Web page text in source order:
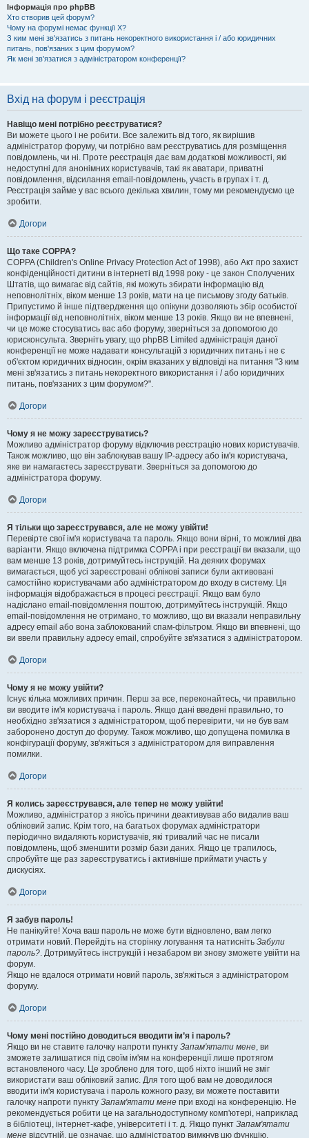
Інформація про phpBB
Хто створив цей форум?
Чому на форумі немає функції X?
З ким мені зв'язатись з питань некоректного використання і / або юридичних
питань, пов'язаних з цим форумом?
Як мені зв'язатися з адміністратором конференції?
Вхід на форум і реєстрація
Навіщо мені потрібно реєструватися?
Ви можете цього і не робити. Все залежить від того, як вирішив
адміністратор форуму, чи потрібно вам реєструватись для розміщення
повідомлень, чи ні. Проте реєстрація дає вам додаткові можливості, які
недоступні для анонімних користувачів, такі як аватари, приватні
повідомлення, відсилання email-повідомлень, участь в групах і т. д.
Реєстрація займе у вас всього декілька хвилин, тому ми рекомендуємо це
зробити.
Догори
Що таке COPPA?
COPPA (Children's Online Privacy Protection Act of 1998), або Акт про захист
конфіденційності дитини в інтернеті від 1998 року - це закон Сполучених
Штатів, що вимагає від сайтів, які можуть збирати інформацію від
неповнолітніх, віком менше 13 років, мати на це письмову згоду батьків.
Припустимо й інше підтвердження що опікуни дозволяють збір особистої
інформації від неповнолітніх, віком менше 13 років. Якщо ви не впевнені,
чи це може стосуватись вас або форуму, зверніться за допомогою до
юрисконсульта. Зверніть увагу, що phpBB Limited адміністрація даної
конференції не може надавати консультацій з юридичних питань і не є
об'єктом юридичних відносин, окрім вказаних у відповіді на питання "З ким
мені зв'язатись з питань некоректного використання і / або юридичних
питань, пов'язаних з цим форумом?".
Догори
Чому я не можу зареєструватись?
Можливо адміністратор форуму відключив реєстрацію нових користувачів.
Також можливо, що він заблокував вашу IP-адресу або ім'я користувача,
яке ви намагаєтесь зареєструвати. Зверніться за допомогою до
адміністратора форуму.
Догори
Я тільки що зареєструвався, але не можу увійти!
Перевірте свої ім'я користувача та пароль. Якщо вони вірні, то можливі два
варіанти. Якщо включена підтримка COPPA і при реєстрації ви вказали, що
вам менше 13 років, дотримуйтесь інструкцій. На деяких форумах
вимагається, щоб усі зареєстровані облікові записи були активовані
самостійно користувачами або адміністратором до входу в систему. Ця
інформація відображається в процесі реєстрації. Якщо вам було
надіслано email-повідомлення поштою, дотримуйтесь інструкцій. Якщо
email-повідомлення не отримано, то можливо, що ви вказали неправильну
адресу email або вона заблокований спам-фільтром. Якщо ви впевнені, що
ви ввели правильну адресу email, спробуйте зв'язатися з адміністратором.
Догори
Чому я не можу увійти?
Існує кілька можливих причин. Перш за все, переконайтесь, чи правильно
ви вводите ім'я користувача і пароль. Якщо дані введені правильно, то
необхідно зв'язатися з адміністратором, щоб перевірити, чи не був вам
заборонено доступ до форуму. Також можливо, що допущена помилка в
конфігурації форуму, зв'яжіться з адміністратором для виправлення
помилки.
Догори
Я колись зареєструвався, але тепер не можу увійти!
Можливо, адміністратор з якоїсь причини деактивував або видалив ваш
обліковий запис. Крім того, на багатьох форумах адміністратори
періодично видаляють користувачів, які тривалий час не писали
повідомлень, щоб зменшити розмір бази даних. Якщо це трапилось,
спробуйте ще раз зареєструватись і активніше приймати участь у
дискусіях.
Догори
Я забув пароль!
Не панікуйте! Хоча ваш пароль не може бути відновлено, вам легко
отримати новий. Перейдіть на сторінку логування та натисніть Забули
пароль?. Дотримуйтесь інструкцій і незабаром ви знову зможете увійти на
форум.
Якщо не вдалося отримати новий пароль, зв'яжіться з адміністратором
форуму.
Догори
Чому мені постійно доводиться вводити ім’я і пароль?
Якщо ви не ставите галочку напроти пункту Запам'ятати мене, ви
зможете залишатися під своїм ім'ям на конференції лише протягом
встановленого часу. Це зроблено для того, щоб ніхто інший не зміг
використати ваш обліковий запис. Для того щоб вам не доводилося
вводити ім'я користувача і пароль кожного разу, ви можете поставити
галочку напроти пункту Запам'ятати мене при вході на конференцію. Не
рекомендується робити це на загальнодоступному комп'ютері, наприклад
в бібліотеці, інтернет-кафе, університеті і т. д. Якщо пункт Запам'ятати
мене відсутній, це означає, що адміністратор вимкнув цю функцію.